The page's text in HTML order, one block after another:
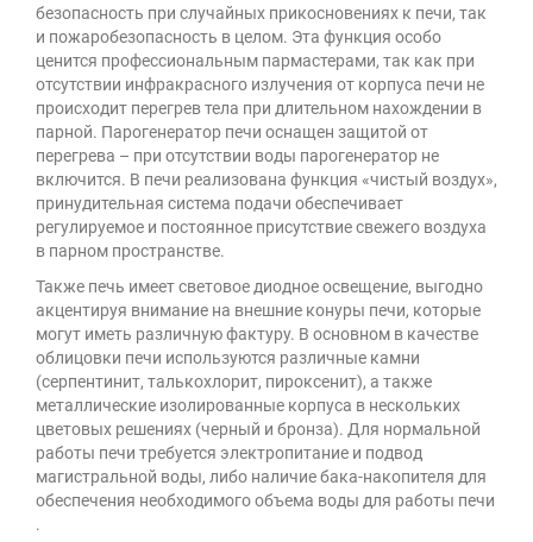
безопасность при случайных прикосновениях к печи, так
и пожаробезопасность в целом. Эта функция особо
ценится профессиональным пармастерами, так как при
отсутствии инфракрасного излучения от корпуса печи не
происходит перегрев тела при длительном нахождении в
парной. Парогенератор печи оснащен защитой от
перегрева – при отсутствии воды парогенератор не
включится. В печи реализована функция «чистый воздух»,
принудительная система подачи обеспечивает
регулируемое и постоянное присутствие свежего воздуха
в парном пространстве.
Также печь имеет световое диодное освещение, выгодно
акцентируя внимание на внешние конуры печи, которые
могут иметь различную фактуру. В основном в качестве
облицовки печи используются различные камни
(серпентинит, талькохлорит, пироксенит), а также
металлические изолированные корпуса в нескольких
цветовых решениях (черный и бронза). Для нормальной
работы печи требуется электропитание и подвод
магистральной воды, либо наличие бака-накопителя для
обеспечения необходимого объема воды для работы печи
.